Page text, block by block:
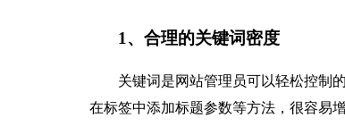
1、合理的关键词密度
关键词是网站管理员可以轻松控制
在标签中添加标题参数等方法，很容易